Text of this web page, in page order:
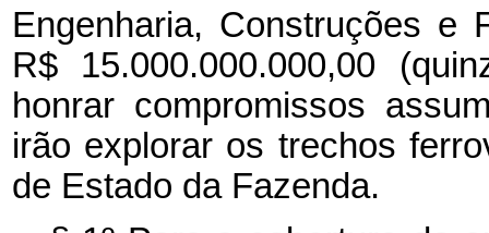
Engenharia, Construções e
R$ 15.000.000.000,00
honrar compromissos
irão explorar os trechos
de Estado da Fazenda.